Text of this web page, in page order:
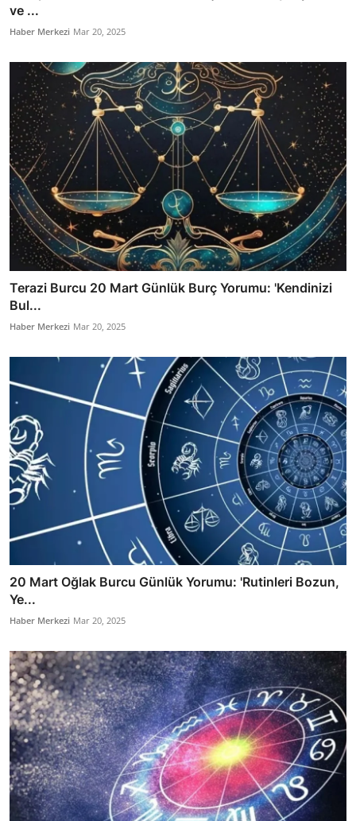
ve ...
Haber Merkezi Mar 20, 2025
Terazi Burcu 20 Mart Günlük Burç Yorumu: 'Kendinizi
Bul...
Haber Merkezi Mar 20, 2025
20 Mart Oğlak Burcu Günlük Yorumu: 'Rutinleri Bozun,
Ye...
Haber Merkezi Mar 20, 2025